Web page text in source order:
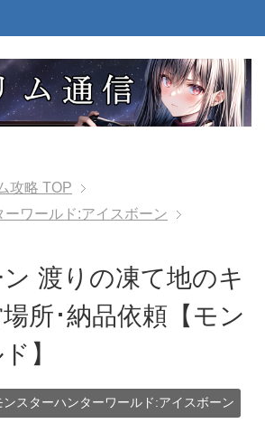
攻略 TOP
ーワールド:アイスボーン
渡りの凍て地のキ
所･納品依頼【モン
】
ンスターハンターワールド:アイスボーン